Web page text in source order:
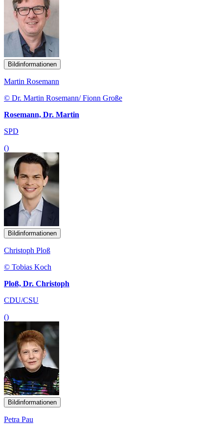
Bildinformationen
Martin Rosemann
© Dr. Martin Rosemann/ Fionn Große
Rosemann, Dr. Martin
SPD
()
Bildinformationen
Christoph Ploß
© Tobias Koch
Ploß, Dr. Christoph
CDU/CSU
()
Bildinformationen
Petra Pau